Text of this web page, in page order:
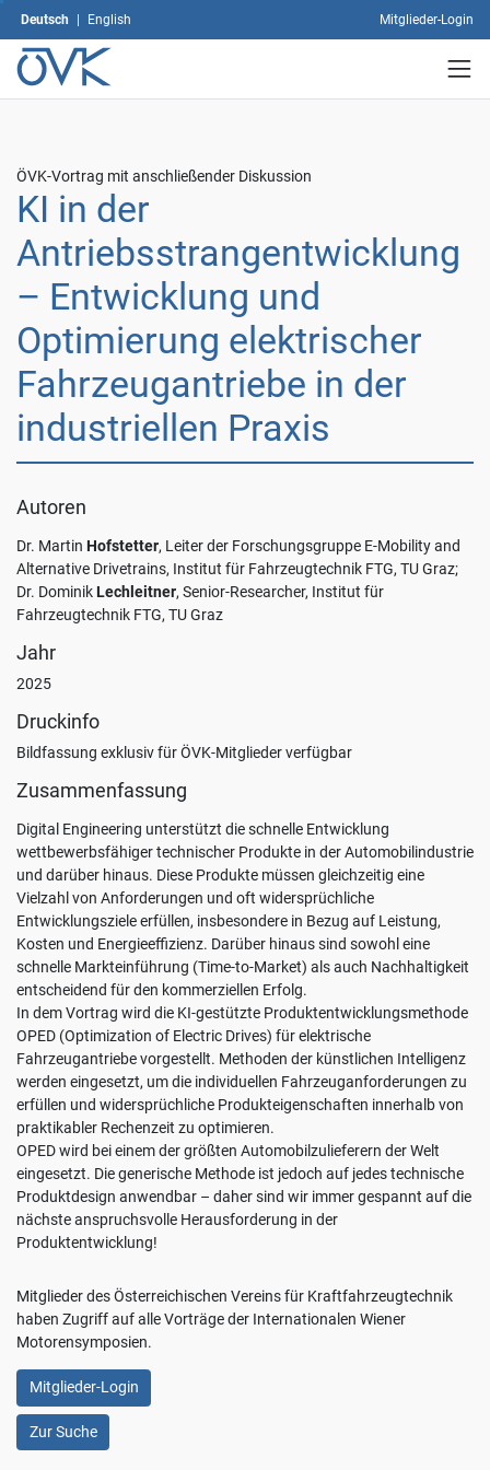
Verwendung
sämtlicher
Cookies
einverstanden.
Ihre
Sie
jederzeit
mit
Wirkung
für
Zukunft
widerrufen,
indem
Sie
Einstellungen
zum
Thema
Datenschutz
finden
Sie
Datenschutz
Einstellungen
Alle
akzeptieren
Nur
Notwendige
akzeptieren
Deutsch | English Mitglieder-Login
ÖVK-Vortrag mit anschließender Diskussion
KI in der
Antriebsstrangentwicklung
– Entwicklung und
Optimierung elektrischer
Fahrzeugantriebe in der
industriellen Praxis
Autoren
Dr. Martin Hofstetter, Leiter der Forschungsgruppe E-Mobility and
Alternative Drivetrains, Institut für Fahrzeugtechnik FTG, TU Graz;
Dr. DominikLechleitner, Senior-Researcher, Institut für
Fahrzeugtechnik FTG, TU Graz
Jahr
2025
Druckinfo
Bildfassung exklusiv für ÖVK-Mitglieder verfügbar
Zusammenfassung
Digital Engineering unterstützt die schnelle Entwicklung
wettbewerbsfähiger technischer Produkte in der Automobilindustrie
und darüber hinaus. Diese Produkte müssen gleichzeitig eine
Vielzahl von Anforderungen und oft widersprüchliche
Entwicklungsziele erfüllen, insbesondere in Bezug auf Leistung,
Kosten und Energieeffizienz. Darüber hinaus sind sowohl eine
schnelle Markteinführung (Time-to-Market) als auch Nachhaltigkeit
entscheidend für den kommerziellen Erfolg.
In dem Vortrag wird die KI-gestützte Produktentwicklungsmethode
OPED (Optimization of Electric Drives) für elektrische
Fahrzeugantriebe vorgestellt. Methoden der künstlichen Intelligenz
werden eingesetzt, um die individuellen Fahrzeuganforderungen zu
erfüllen und widersprüchliche Produkteigenschaften innerhalb von
praktikabler Rechenzeit zu optimieren.
OPED wird bei einem der größten Automobilzulieferern der Welt
eingesetzt. Die generische Methode ist jedoch auf jedes technische
Produktdesign anwendbar – daher sind wir immer gespannt auf die
nächste anspruchsvolle Herausforderung in der
Produktentwicklung!
Mitglieder des Österreichischen Vereins für Kraftfahrzeugtechnik
haben Zugriff auf alle Vorträge der Internationalen Wiener
Motorensymposien.
Mitglieder-Login
Zur Suche